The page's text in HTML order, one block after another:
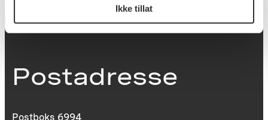
Ikke tillat
Postadresse
Postboks 6994